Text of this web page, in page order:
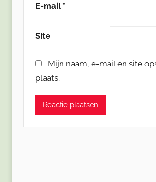
E-mail *
Site
Mijn naam, e-mail en site
plaats.